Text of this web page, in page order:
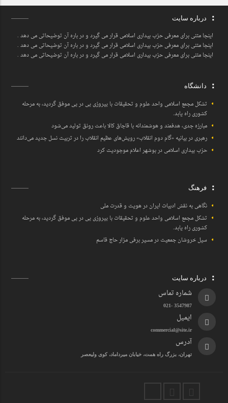
درباره سایت
اینجا متنی برای معرفی حزب بیداری اسلامی قرار می گیرد و در باره آن توضیحاتی می دهد .
اینجا متنی برای معرفی حزب بیداری اسلامی قرار می گیرد و در باره آن توضیحاتی می دهد .
اینجا متنی برای معرفی حزب بیداری اسلامی قرار می گیرد و در باره آن توضیحاتی می دهد .
دانشگاه
تشکل مجمع اسلامی واحد علوم و تحقیقات با پیروزی پی در پی موفق گردید، به مرحله
کشوری راه یابد.
مبارزه جدی، هدفمند و هوشمندانه با قاچاق کالا باعث رونق تولید می‌شود
رهبری در بیانیه «گام دوم انقلاب» رویش‌های عظیم انقلاب را در تربیت نسل جدید می‌دانند
حزب بیداری اسلامی در بوشهر اعلام موجودیت کرد
فرهنگ
نگاهی به نقش ادبیات ایران در هویت و قدرت ملی
تشکل مجمع اسلامی واحد علوم و تحقیقات با پیروزی پی در پی موفق گردید، به مرحله
کشوری راه یابد.
سیل خروشان جمعیت در مسیر برفی مزار حاج قاسم
درباره سایت
شماره تماس
3547987 -021
ایمیل
commercial@site.ir
آدرس
تهران، بزرگ راه همت، خیابان میرداماد، کوی ولیعصر